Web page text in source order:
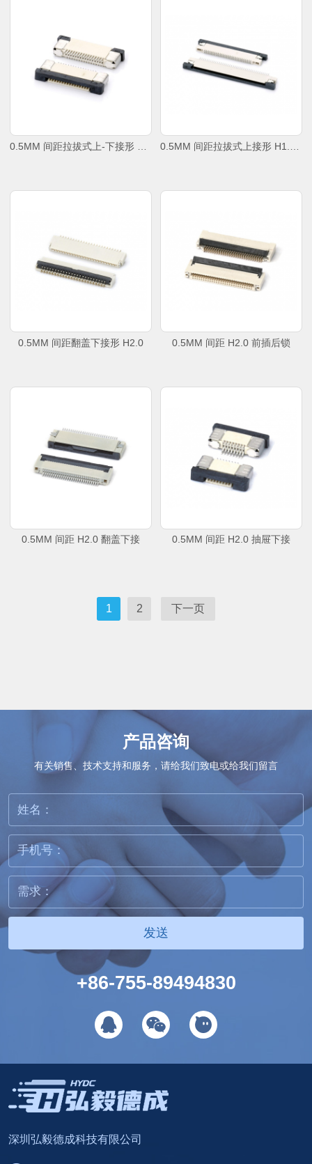
0.5MM 间距拉拔式上-下接形 H1.2-H2.0 0.5MM 间距拉拔式上接形 H1.2-H2.0
0.5MM 间距翻盖下接形 H2.0 0.5MM 间距 H2.0 前插后锁
0.5MM 间距 H2.0 翻盖下接 0.5MM 间距 H2.0 抽屉下接
1 2 下一页
产品咨询
有关销售、技术支持和服务，请给我们致电或给我们留言
发送
+86-755-89494830
深圳弘毅德成科技有限公司